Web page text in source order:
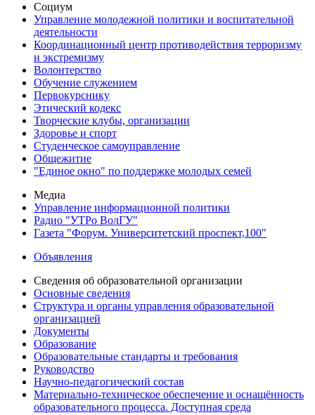
Социум
Управление молодежной политики и воспитательной
деятельности
Координационный центр противодействия терроризму
и экстремизму
Волонтерство
Обучение служением
Первокурснику
Этический кодекс
Творческие клубы, организации
Здоровье и спорт
Студенческое самоуправление
Общежитие
"Единое окно" по поддержке молодых семей
Медиа
Управление информационной политики
Радио "УТРо ВолГУ"
Газета "Форум. Университетский проспект,100"
Объявления
Сведения об образовательной организации
Основные сведения
Структура и органы управления образовательной
организацией
Документы
Образование
Образовательные стандарты и требования
Руководство
Научно-педагогический состав
Материально-техническое обеспечение и оснащённость
образовательного процесса. Доступная среда